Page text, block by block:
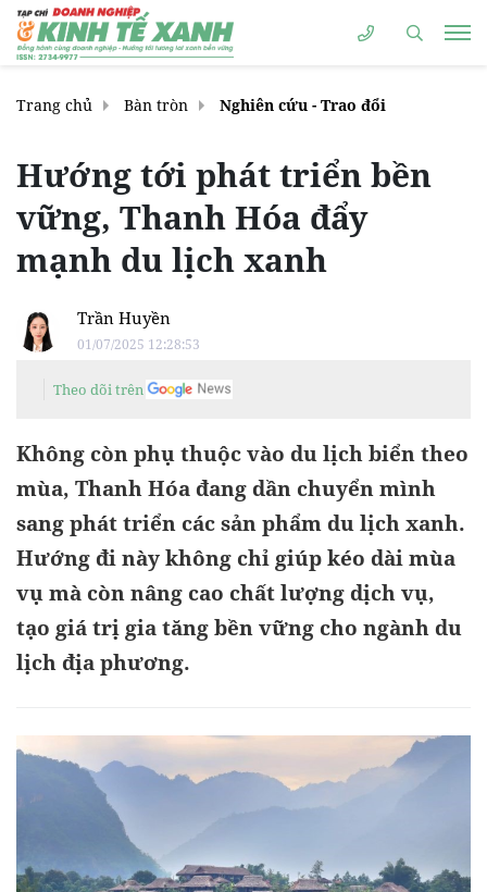
Trang chủ Bàn tròn Nghiên cứu - Trao đổi
Hướng tới phát triển bền
vững, Thanh Hóa đẩy
mạnh du lịch xanh
Trần Huyền
01/07/2025 12:28:53
Theo dõi trên
Không còn phụ thuộc vào du lịch biển theo
mùa, Thanh Hóa đang dần chuyển mình
sang phát triển các sản phẩm du lịch xanh.
Hướng đi này không chỉ giúp kéo dài mùa
vụ mà còn nâng cao chất lượng dịch vụ,
tạo giá trị gia tăng bền vững cho ngành du
lịch địa phương.